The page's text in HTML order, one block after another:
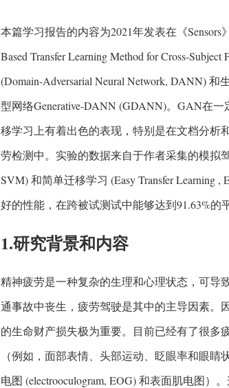
本篇学习报告的内容为2021年发表在《
Based Transfer Learning Method for Cross-
(Domain-Adversarial Neural Network, DANN) 和
型网络Generative-DANN (GDANN)。GAN在
移学习上有着出色的表现，特别是在文档分析
劳检测中。实验的数据来自于作者采集的模拟
SVM) 和简单迁移学习 (Easy Transfer
好的性能，在跨被试测试中能够达到91.63%的
1.研究背景和内容
精神疲劳是一种复杂的生理和心理状态，可导
通事故中丧生，疲劳驾驶是其中的主导因素。
的生命财产损失极为重要。目前已经有了很多
（例如，面部表情、头部运动、眨眼率和眼睛
电图 (electrooculogram, EOG) 和表面肌电图